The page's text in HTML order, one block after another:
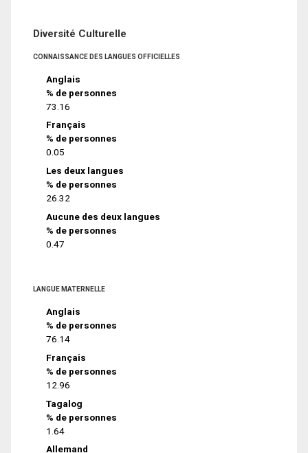
Diversité Culturelle
CONNAISSANCE DES LANGUES OFFICIELLES
Anglais
% de personnes
73.16
Français
% de personnes
0.05
Les deux langues
% de personnes
26.32
Aucune des deux langues
% de personnes
0.47
LANGUE MATERNELLE
Anglais
% de personnes
76.14
Français
% de personnes
12.96
Tagalog
% de personnes
1.64
Allemand